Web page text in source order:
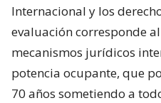
Internacional y los
evaluación corresponde
mecanismos jurídicos
potencia ocupante, que
70 años sometiendo a